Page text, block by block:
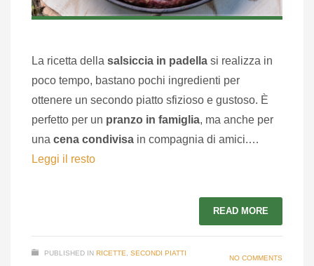
La ricetta della salsiccia in padella si realizza in
poco tempo, bastano pochi ingredienti per
ottenere un secondo piatto sfizioso e gustoso. È
perfetto per un pranzo in famiglia, ma anche per
una cena condivisa in compagnia di amici.…
Leggi il resto
READ MORE
PUBLISHED IN RICETTE SECONDI PIATTI
NO COMMENTS